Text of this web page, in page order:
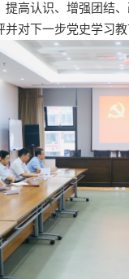
高认识、增强团结
对下一步党史学习